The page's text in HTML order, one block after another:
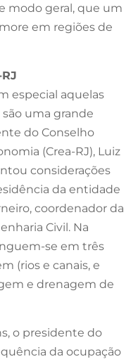
modo geral, que um
em regiões de
especial aquelas
uma grande
do Conselho
(Crea-RJ), Luiz
considerações
da entidade
coordenador da
Civil. Na
se em três
(rios e canais, e
e drenagem de
o presidente do
da ocupação